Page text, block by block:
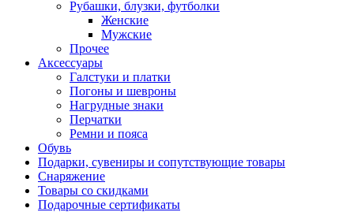
Рубашки, блузки, футболки
Женские
Мужские
Прочее
Аксессуары
Галстуки и платки
Погоны и шевроны
Нагрудные знаки
Перчатки
Ремни и пояса
Обувь
Подарки, сувениры и сопутствующие товары
Снаряжение
Товары со скидками
Подарочные сертификаты